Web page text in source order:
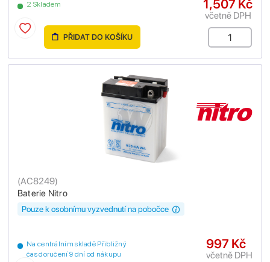
2 Skladem 1,507 Kč
včetně DPH
PŘIDAT DO KOŠÍKU
Baterie Nitro
(AC8249)
Na centrálním skladě Přibližný
čas doručení 9 dní od nákupu
Pouze k osobnímu vyzvednutí na pobočce
997 Kč
včetně DPH